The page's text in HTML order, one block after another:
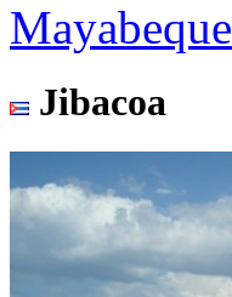
Mayabeque
Jibacoa